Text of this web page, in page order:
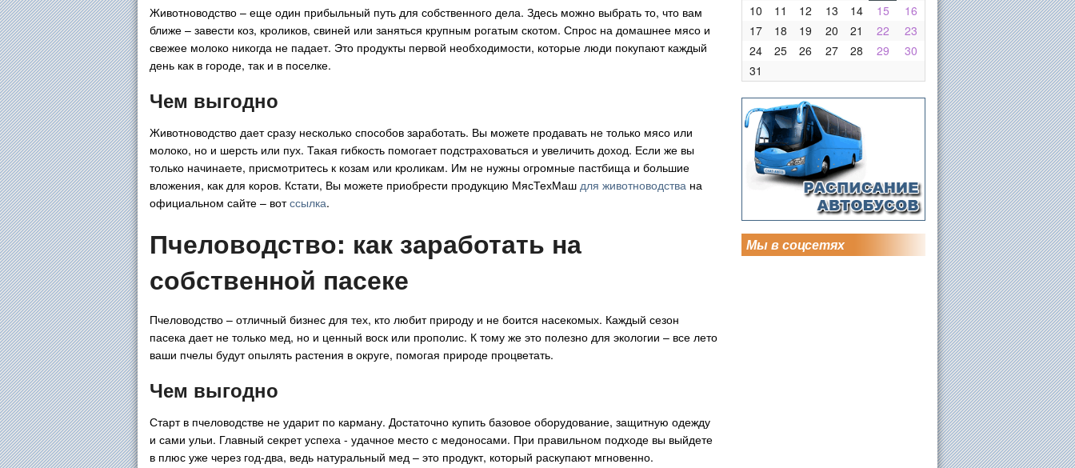
Животноводство – еще один прибыльный путь для собственного дела. Здесь можно выбрать то, что вам
ближе – завести коз, кроликов, свиней или заняться крупным рогатым скотом. Спрос на домашнее мясо и
свежее молоко никогда не падает. Это продукты первой необходимости, которые люди покупают каждый
день как в городе, так и в поселке.
Чем выгодно
Животноводство дает сразу несколько способов заработать. Вы можете продавать не только мясо или
молоко, но и шерсть или пух. Такая гибкость помогает подстраховаться и увеличить доход. Если же вы
только начинаете, присмотритесь к козам или кроликам. Им не нужны огромные пастбища и большие
вложения, как для коров. Кстати, Вы можете приобрести продукцию МясТехМаш для животноводства на
официальном сайте – вотссылка.
Пчеловодство: как заработать на
собственной пасеке
Пчеловодство – отличный бизнес для тех, кто любит природу и не боится насекомых. Каждый сезон
пасека дает не только мед, но и ценный воск или прополис. К тому же это полезно для экологии – все лето
ваши пчелы будут опылять растения в округе, помогая природе процветать.
Чем выгодно
Старт в пчеловодстве не ударит по карману. Достаточно купить базовое оборудование, защитную одежду
и сами ульи. Главный секрет успеха - удачное место с медоносами. При правильном подходе вы выйдете
в плюс уже через год-два, ведь натуральный мед – это продукт, который раскупают мгновенно.
10
11 12 13 14 15
16
17
18 19 20 21 22
23
24
25 26 27 28 29
30
31
Мы в соцсетях